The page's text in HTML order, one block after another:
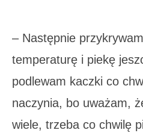
– Następnie
temperaturę i piekę
podlewam kaczki co
naczynia, bo uważam,
wiele, trzeba co chwilę